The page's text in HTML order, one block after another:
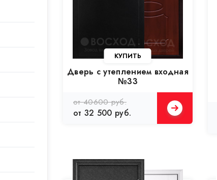
Дверь с утеплением входная
№33
от 40600 руб.
от 32 500 руб.